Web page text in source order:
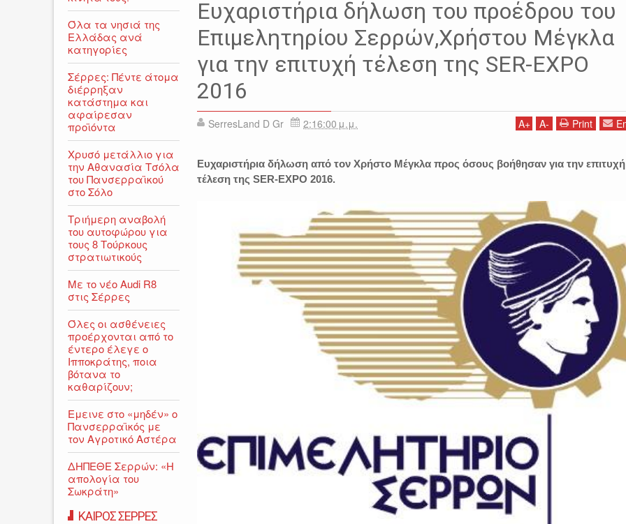
Ευχαριστήρια δήλωση του προέδρου του
Επιμελητηρίου Σερρών,Χρήστου Μέγκλα
για την επιτυχή τέλεση της SER-EXPO
2016
SerresLand D Gr 2:16:00 μ.μ. A+ A- Print
Ευχαριστήρια δήλωση από τον Χρήστο Μέγκλα προς όσους βοήθησαν για την επιτυχή
τέλεση της SER-EXPO 2016.
Όλα τα νησιά της
Ελλάδας ανά
κατηγορίες
Σέρρες: Πέντε άτομα
διέρρηξαν
κατάστημα και
αφαίρεσαν
προϊόντα
Χρυσό μετάλλιο για
την Αθανασία Τσόλα
του Πανσερραϊκού
στο Σόλο
Τριήμερη αναβολή
του αυτοφώρου για
τους 8 Τούρκους
στρατιωτικούς
Με το νέο Audi R8
στις Σέρρες
Όλες οι ασθένειες
προέρχονται από το
έντερο έλεγε ο
Ιπποκράτης, ποια
βότανα το
καθαρίζουν;
Εμεινε στο «μηδέν» o
Πανσερραϊκός με
τον Αγροτικό Αστέρα
ΔΗΠΕΘΕ Σερρών: «Η
απολογία του
Σωκράτη»
ΚΑΙΡΟΣ ΣΕΡΡΕΣ